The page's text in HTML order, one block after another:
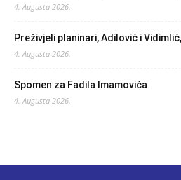
4. Augusta 2026.
Preživjeli planinari, Adilović i
4. Augusta 2026.
Spomen za Fadila Imamovića
4. Augusta 2026.